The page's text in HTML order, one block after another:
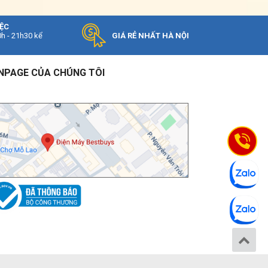
- 21h30 kể
GIÁ RẺ NHẤT HÀ NỘI
CỦA CHÚNG TÔI